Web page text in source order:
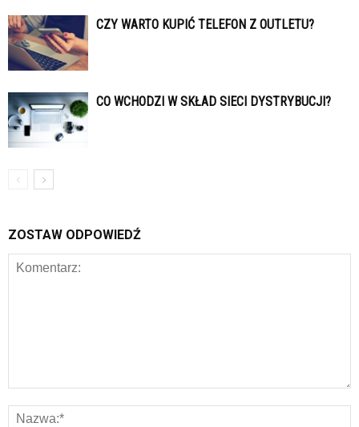
CZY WARTO KUPIĆ TELEFON Z OUTLETU?
CO WCHODZI W SKŁAD SIECI DYSTRYBUCJI?
ZOSTAW ODPOWIEDŹ